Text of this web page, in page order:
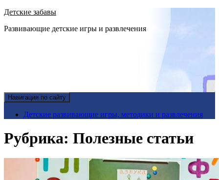
Детские забавы
Развивающие детские игры и развлечения
Навигация по сайту
Детские развивающие игры, методики и развлечения
Рубрика: Полезные статьи